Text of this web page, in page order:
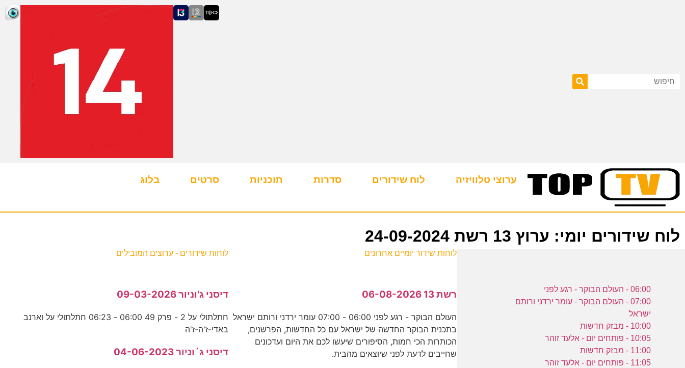
ערוצי טלוויזיה לוח שידורים סדרות תוכניות סרטים בלוג
לוח שידורים יומי: ערוץ 13 רשת 24-09-2024
06:00 - העולם הבוקר - רגע לפני
07:00 - העולם הבוקר - עומר ירדני ורותם
ישראל
10:00 - מבזק חדשות
10:05 - פותחים יום - אלעד זוהר
11:00 - מבזק חדשות
11:05 - פותחים יום - אלעד זוהר
לוחות שידור יומיים אחרונים
רשת 13 06-08-2026
העולם הבוקר - רגע לפני 06:00 - 07:00 עומר ירדני ורותם ישראל
בתכנית הבוקר החדשה של ישראל עם כל החדשות, הפרשנים,
הכותרות הכי חמות, הסיפורים שיעשו לכם את היום ועדכונים
שחייבים לדעת לפני שיוצאים מהבית.
לוחות שידורים - ערוצים המובילים
דיסני ג'וניור 09-03-2026
חתלתולי על 2 - פרק 49 06:00 - 06:23 חתלתולי על וארנב
באדי-ז'ה-ז'ה
דיסני ג´וניור 04-06-2023